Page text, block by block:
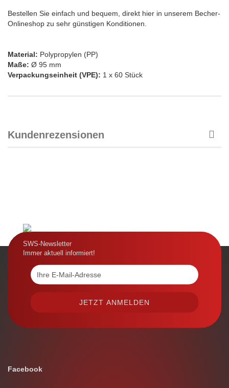
Bestellen Sie einfach und bequem, direkt hier in unserem Becher-
Onlineshop zu sehr günstigen Konditionen.
Material: Polypropylen (PP)
Maße: Ø 95 mm
Verpackungseinheit (VPE): 1 x 60 Stück
Kundenrezensionen
SWS-Newsletter
Immer aktuell informiert!
Facebook